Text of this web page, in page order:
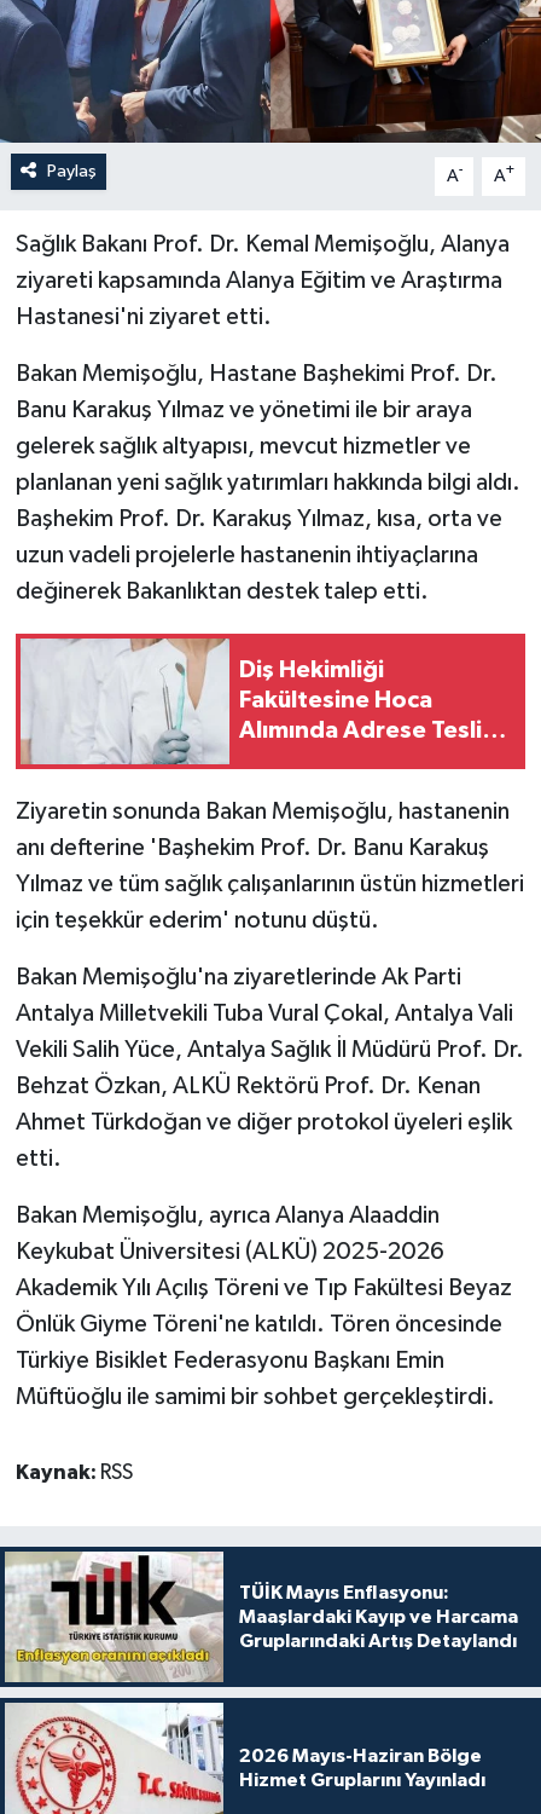
Paylaş A- A+
Sağlık Bakanı Prof. Dr. Kemal Memişoğlu, Alanya
ziyareti kapsamında Alanya Eğitim ve Araştırma
Hastanesi'ni ziyaret etti.
Bakan Memişoğlu, Hastane Başhekimi Prof. Dr.
Banu Karakuş Yılmaz ve yönetimi ile bir araya
gelerek sağlık altyapısı, mevcut hizmetler ve
planlanan yeni sağlık yatırımları hakkında bilgi aldı.
Başhekim Prof. Dr. Karakuş Yılmaz, kısa, orta ve
uzun vadeli projelerle hastanenin ihtiyaçlarına
değinerek Bakanlıktan destek talep etti.
Diş Hekimliği
Fakültesine Hoca
Alımında Adrese Teslim
Ziyaretin sonunda Bakan Memişoğlu, hastanenin
anı defterine 'Başhekim Prof. Dr. Banu Karakuş
Yılmaz ve tüm sağlık çalışanlarının üstün hizmetleri
için teşekkür ederim' notunu düştü.
Bakan Memişoğlu'na ziyaretlerinde Ak Parti
Antalya Milletvekili Tuba Vural Çokal, Antalya Vali
Vekili Salih Yüce, Antalya Sağlık İl Müdürü Prof. Dr.
Behzat Özkan, ALKÜ Rektörü Prof. Dr. Kenan
Ahmet Türkdoğan ve diğer protokol üyeleri eşlik
etti.
Bakan Memişoğlu, ayrıca Alanya Alaaddin
Keykubat Üniversitesi (ALKÜ) 2025-2026
Akademik Yılı Açılış Töreni ve Tıp Fakültesi Beyaz
Önlük Giyme Töreni'ne katıldı. Tören öncesinde
Türkiye Bisiklet Federasyonu Başkanı Emin
Müftüoğlu ile samimi bir sohbet gerçekleştirdi.
Kaynak: RSS
TÜİK Mayıs Enflasyonu:
Maaşlardaki Kayıp ve Harcama
Gruplarındaki Artış Detaylandı
2026 Mayıs-Haziran Bölge
Hizmet Gruplarını Yayınladı